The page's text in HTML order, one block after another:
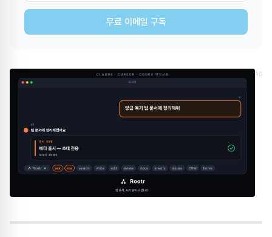
무료 이메일 구독
AD